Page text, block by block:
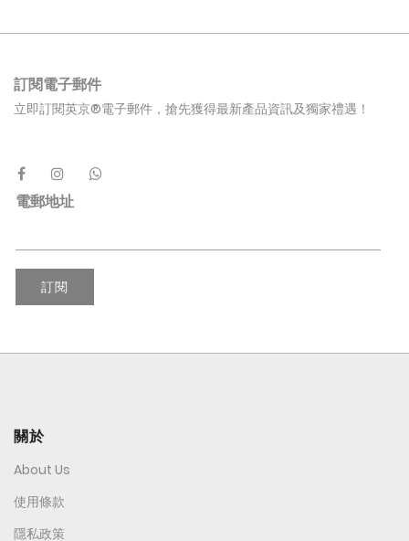
訂閱電子郵件
立即訂閱英京®電子郵件，搶先獲得最新產品資訊及獨家禮遇！
電郵地址
訂閱
關於
About Us
使用條款
隱私政策